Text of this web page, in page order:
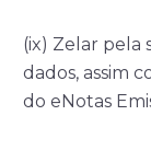
(ix) Zelar pela
dados, assim
do eNotas